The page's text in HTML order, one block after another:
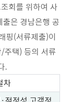
회를 위하여 사
은 경남은행 공
핑(서류제출)이
주택) 등의 서류
.
차